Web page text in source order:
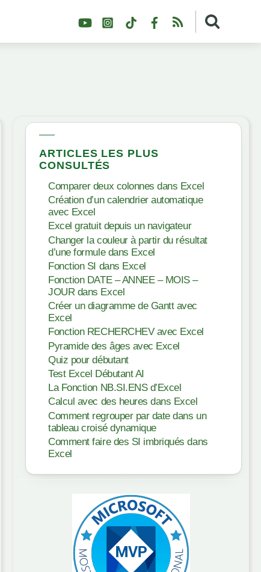
YouTubeInstagramTikTokFacebook
RSS
ARTICLES LES PLUS
CONSULTÉS
Comparer deux colonnes dans Excel
Création d’un calendrier automatique
avec Excel
Excel gratuit depuis un navigateur
Changer la couleur à partir du résultat
d’une formule dans Excel
Fonction SI dans Excel
Fonction DATE – ANNEE – MOIS –
JOUR dans Excel
Créer un diagramme de Gantt avec
Excel
Fonction RECHERCHEV avec Excel
Pyramide des âges avec Excel
Quiz pour débutant
Test Excel Débutant AI
La Fonction NB.SI.ENS d’Excel
Calcul avec des heures dans Excel
Comment regrouper par date dans un
tableau croisé dynamique
Comment faire des SI imbriqués dans
Excel